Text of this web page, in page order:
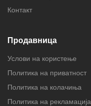
Контакт
Продавница
Услови на користење
Политика на приватност
Политика на колачиња
Политика на рекламација